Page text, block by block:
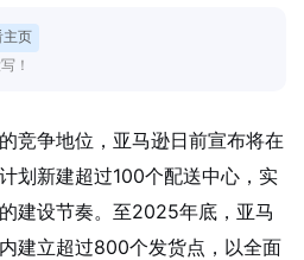
主页
！
竞争地位，亚马逊日前宣布将在
划新建超过100个配送中心，实
建设节奏。至2025年底，亚马
建立超过800个发货点，以全面